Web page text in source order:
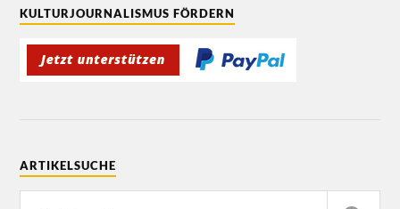
KULTURJOURNALISMUS FÖRDERN
ARTIKELSUCHE